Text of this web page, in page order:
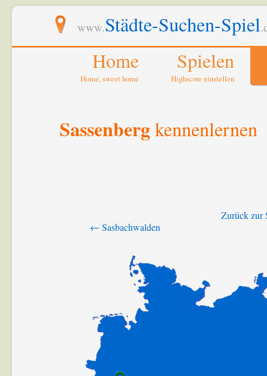
www.Städte-Suchen-Spiel
Home
Home, sweet home
Spielen
Highscore einstellen
Sassenbergkennenlernen
← Sasbachwalden
Zurück zur